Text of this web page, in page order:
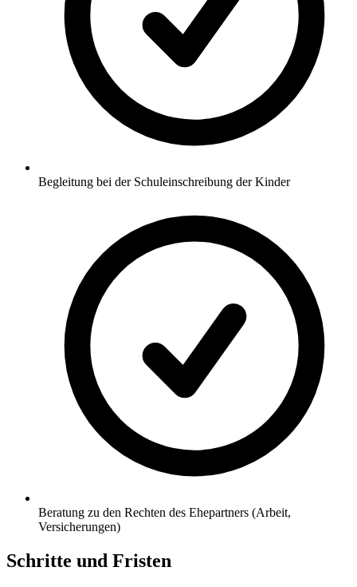
Begleitung bei der Schuleinschreibung der Kinder
Beratung zu den Rechten des Ehepartners (Arbeit,
Versicherungen)
Schritte und Fristen